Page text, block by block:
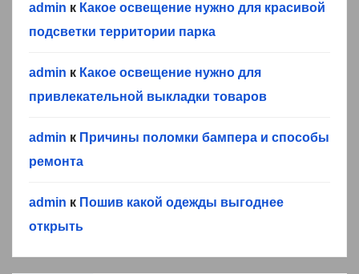
admin к Какое освещение нужно для красивой
подсветки территории парка
admin к Какое освещение нужно для
привлекательной выкладки товаров
admin к Причины поломки бампера и способы
ремонта
admin к Пошив какой одежды выгоднее
открыть